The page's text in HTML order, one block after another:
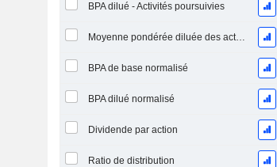
BPA dilué - Activités poursuivies
Moyenne pondérée diluée des actions en circulation
BPA de base normalisé
BPA dilué normalisé
Dividende par action
Ratio de distribution